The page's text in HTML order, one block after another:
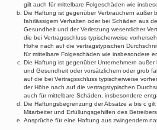
gilt auch für mittelbare Folgeschäden wie
Die Haftung ist gegenüber Verbrauchern außer
fahrlässigem Verhalten oder bei Schäden aus
Gesundheit und der Verletzung wesentlicher
die bei Vertragsschluss typischerweise
Höhe nach auf die vertragstypischen
für mittelbare Folgeschäden wie insbesondere
Die Haftung ist gegenüber Unternehmern
und Gesundheit oder vorsätzlichem oder grob
auf die bei Vertragsschluss typischerweise
der Höhe nach auf die vertragstypischen
auch für mittelbare Schäden, insbesondere
Die Haftungsbegrenzung der Absätze a bis c
Mitarbeiter und Erfüllungsgehilfen des Betreibers.
Ansprüche für eine Haftung aus zwingendem